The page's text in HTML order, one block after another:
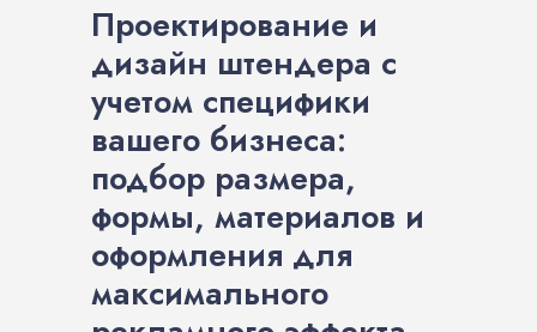
Проектирование и
дизайн штендера с
учетом специфики
вашего бизнеса:
подбор размера,
формы, материалов и
оформления для
максимального